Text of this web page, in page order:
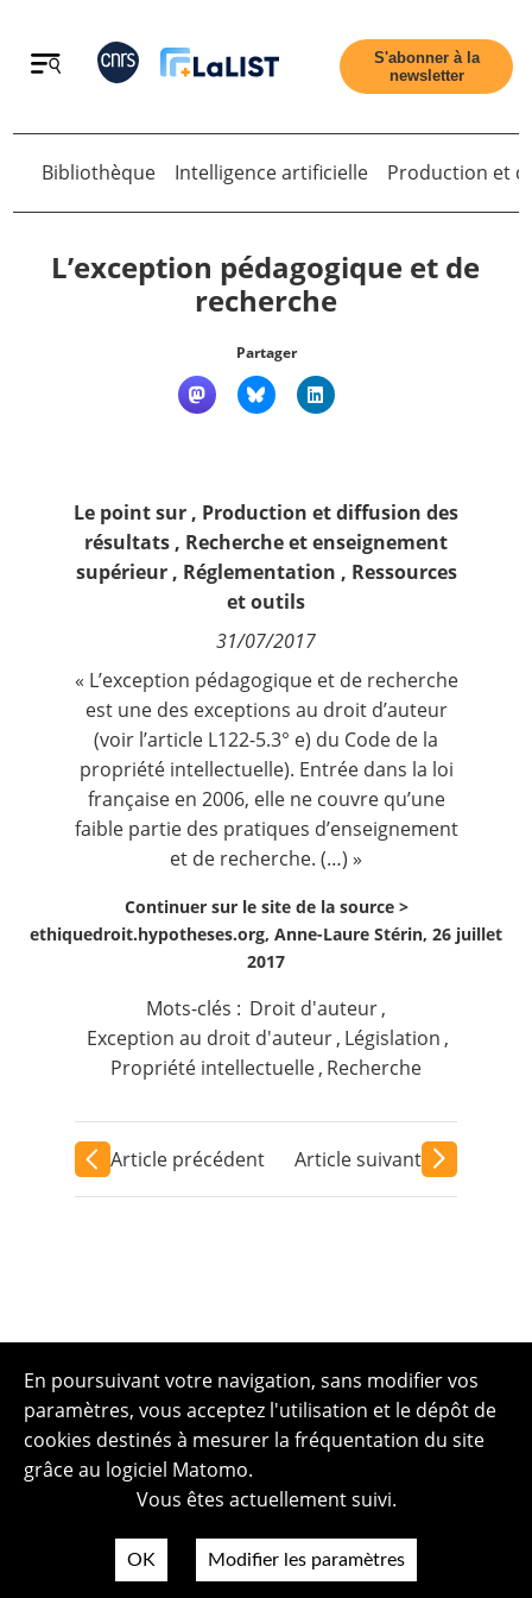
Retour
Contact
S'abonner à la
newsletter
Retour
Bibliothèque Intelligence artificielle Production et
L’exception pédagogique et de
recherche
Partager
Le point sur , Production et diffusion des
résultats , Recherche et enseignement
supérieur, Réglementation , Ressources
et outils
31/07/2017
« L’exception pédagogique et de recherche
est une des exceptions au droit d’auteur
(voir l’article L122-5.3° e) du Code de la
propriété intellectuelle). Entrée dans la loi
française en 2006, elle ne couvre qu’une
faible partie des pratiques d’enseignement
et de recherche. (…) »
Continuer sur le site de la source >
ethiquedroit.hypotheses.org, Anne-Laure Stérin, 26 juillet
2017
Mots-clés : Droit d'auteur,
Exception au droit d'auteur, Législation ,
Propriété intellectuelle, Recherche
Article précédent Article suivant
En poursuivant votre navigation, sans modifier vos
paramètres, vous acceptez l'utilisation et le dépôt de
cookies destinés à mesurer la fréquentation du site
grâce au logiciel Matomo.
Vous êtes actuellement suivi.
OK Modifier les paramètres